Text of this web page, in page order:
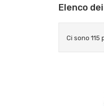
Elenco
Ci sono 115